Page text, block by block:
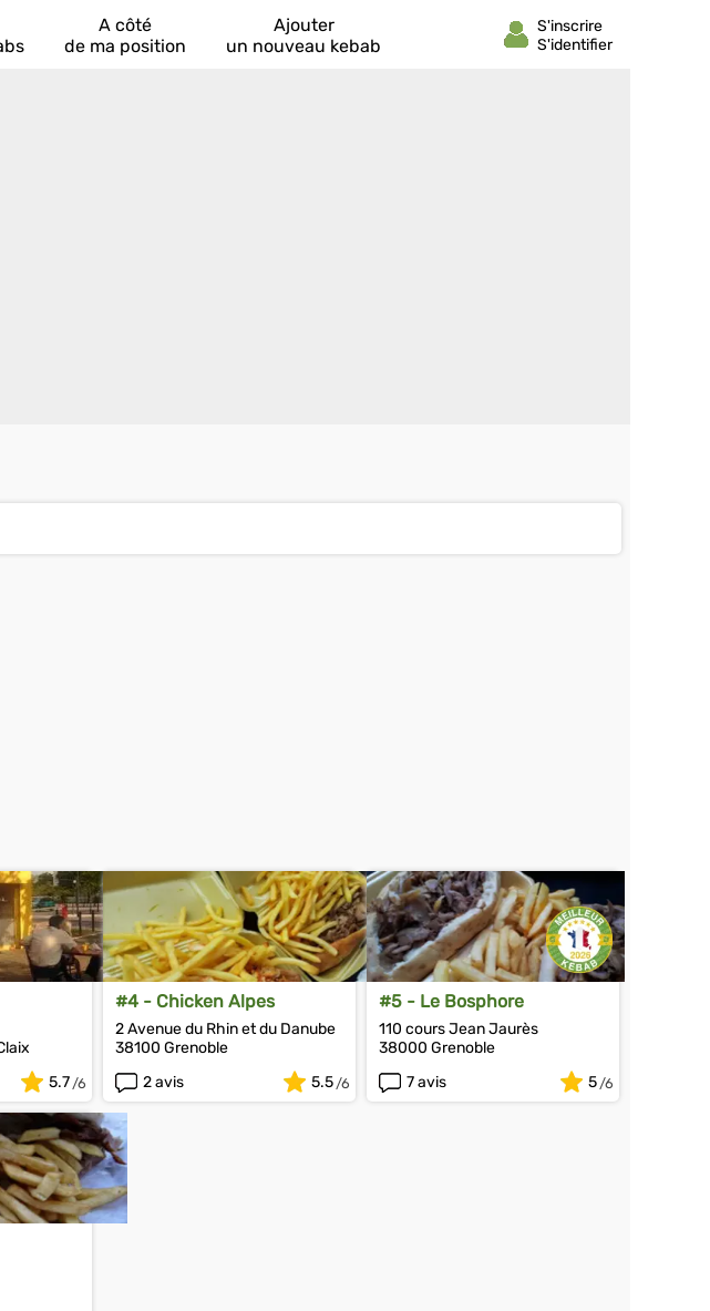
A côté
de ma position
Ajouter
un nouveau kebab
5.7
#4 - Chicken Alpes
2 Avenue du Rhin et du Danube
38100 Grenoble
2 avis
5.5
#5 - Le Bosphore
110 cours Jean Jaurès
38000 Grenoble
7 avis
5